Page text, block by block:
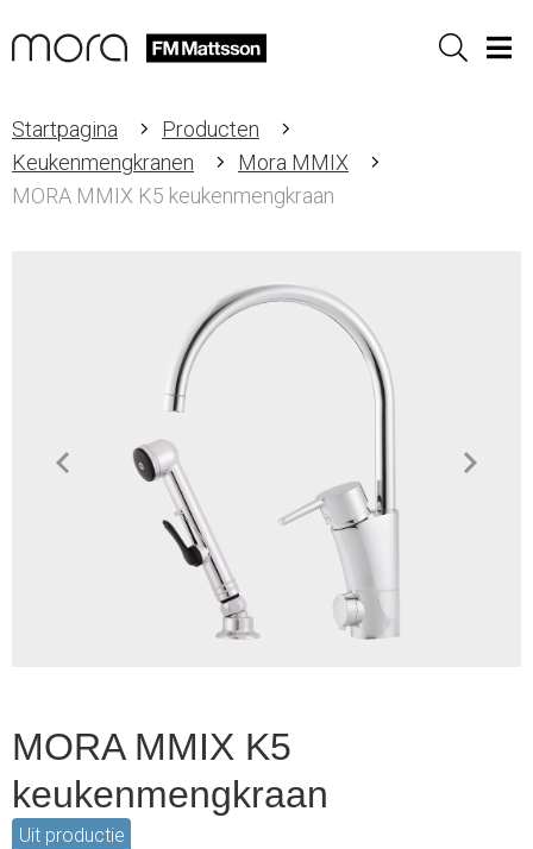
Sök
Startpagina
Producten
Keukenmengkranen
Mora MMIX
MORA MMIX K5 keukenmengkraan
MORA MMIX K5
keukenmengkraan
Uit productie